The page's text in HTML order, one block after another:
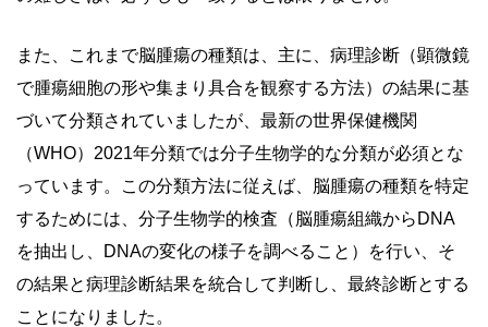
また、これまで脳腫瘍の種類は、主に、病理診断（顕微鏡
で腫瘍細胞の形や集まり具合を観察する方法）の結果に基
づいて分類されていましたが、最新の世界保健機関
（WHO）2021年分類では分子生物学的な分類が必須とな
っています。この分類方法に従えば、脳腫瘍の種類を特定
するためには、分子生物学的検査（脳腫瘍組織からDNA
を抽出し、DNAの変化の様子を調べること）を行い、そ
の結果と病理診断結果を統合して判断し、最終診断とする
ことになりました。